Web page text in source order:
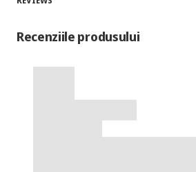
Recenziile produsului